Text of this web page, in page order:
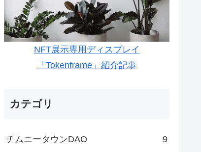
NFT展示専用ディスプレイ
「Tokenframe」紹介記事
カテゴリ
チムニータウンDAO 9